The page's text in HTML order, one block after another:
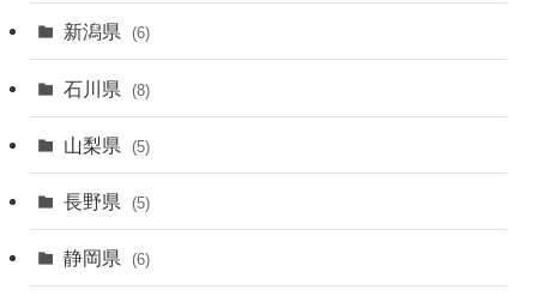
(11)
(1)
(5)
新潟県 (6)
石川県 (8)
山梨県 (5)
長野県 (5)
静岡県 (6)